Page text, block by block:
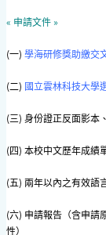
« 申請文件 »
(一) 學海研修獎助繳交
(二) 國立雲林科技大學
(三) 身份證正反面影本
(四) 本校中文歷年成績
(五) 兩年以內之有效語
(六) 申請報告（含申請
性）